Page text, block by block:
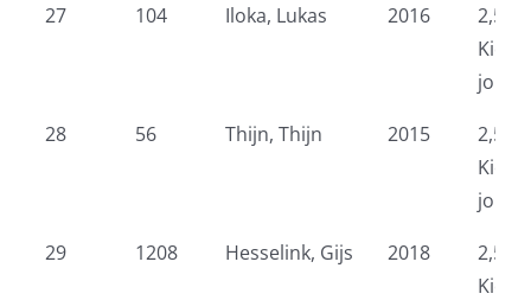
27
104 Iloka, Lukas 2016
2,5
28
56 Thijn, Thijn 2015
2,5
29
1208 Hesselink, Gijs 2018
2,5